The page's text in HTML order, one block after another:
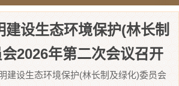
建设生态环境保护(林长制
2026年第二次会议召开
建设生态环境保护(林长制及绿化)委员会